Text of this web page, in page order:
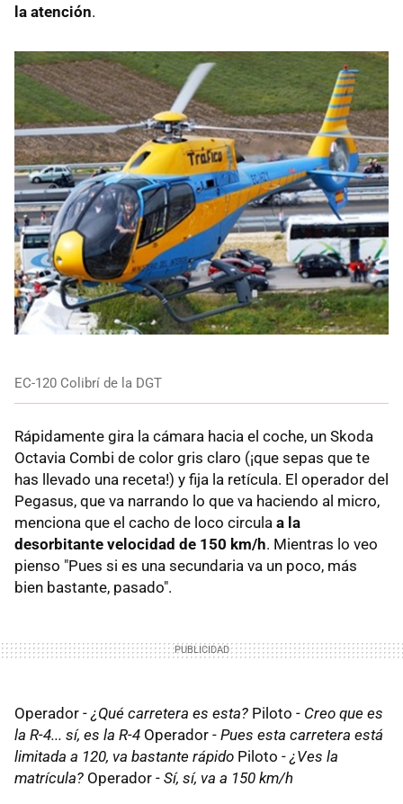
la atención.
EC-120 Colibrí de la DGT
Rápidamente gira la cámara hacia el coche, un Skoda
Octavia Combi de color gris claro (¡que sepas que te
has llevado una receta!) y fija la retícula. El operador del
Pegasus, que va narrando lo que va haciendo al micro,
menciona que el cacho de loco circula a la
desorbitante velocidad de 150 km/h. Mientras lo veo
pienso "Pues si es una secundaria va un poco, más
bien bastante, pasado".
Operador -¿Qué carretera es esta? Piloto - Creo que es
la R-4... sí, es la R-4 Operador - Pues esta carretera está
limitada a 120, va bastante rápido Piloto -¿Ves la
matrícula? Operador - Sí, sí, va a 150 km/h